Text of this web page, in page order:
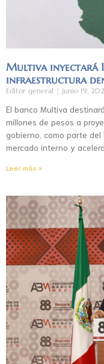
Multiva inyectará
infraestructura
Editor general junio 19,
El banco Multiva
millones de pesos a
gobierno, como parte del
mercado interno y
Leer más »